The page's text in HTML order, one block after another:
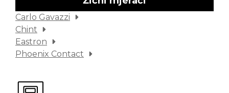
Carlo Gavazzi
Chint
Eastron
Phoenix Contact